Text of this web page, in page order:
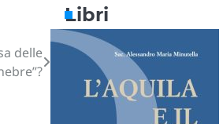
delle
Libri